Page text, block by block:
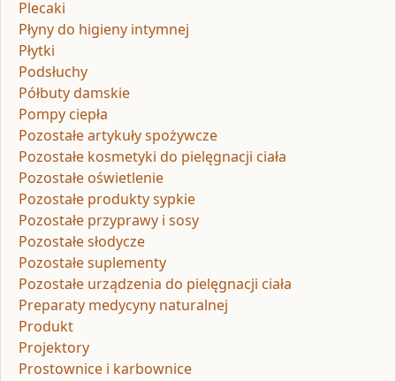
Plecaki
Płyny do higieny intymnej
Płytki
Podsłuchy
Półbuty damskie
Pompy ciepła
Pozostałe artykuły spożywcze
Pozostałe kosmetyki do pielęgnacji ciała
Pozostałe oświetlenie
Pozostałe produkty sypkie
Pozostałe przyprawy i sosy
Pozostałe słodycze
Pozostałe suplementy
Pozostałe urządzenia do pielęgnacji ciała
Preparaty medycyny naturalnej
Produkt
Projektory
Prostownice i karbownice